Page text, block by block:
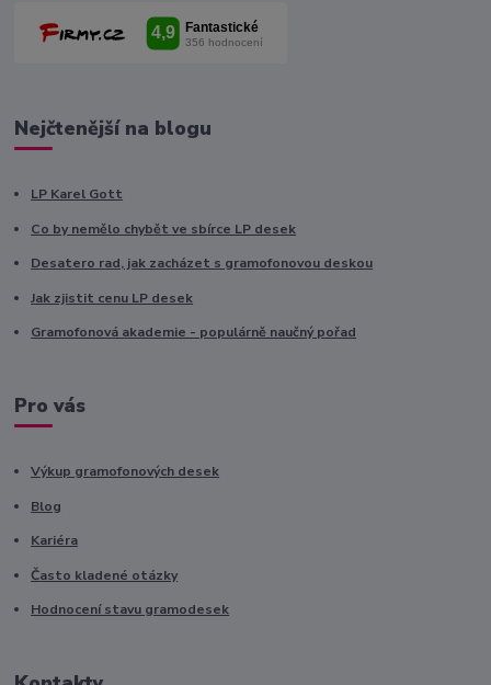
Nejčtenější na blogu
LP Karel Gott
Co by nemělo chybět ve sbírce LP desek
Desatero rad, jak zacházet s gramofonovou deskou
Jak zjistit cenu LP desek
Gramofonová akademie - populárně naučný pořad
Pro vás
Výkup gramofonových desek
Blog
Kariéra
Často kladené otázky
Hodnocení stavu gramodesek